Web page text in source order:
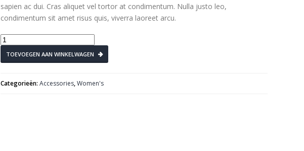
sapien ac dui. Cras aliquet vel tortor at condimentum. Nulla justo leo,
condimentum sit amet risus quis, viverra laoreet arcu.
Colorful
Silk
Shirt
TOEVOEGEN AAN WINKELWAGEN
Categorieën: Accessories,Women's